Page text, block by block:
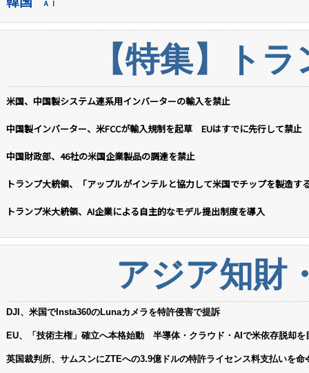
ＡＩ
【特集】ト
米国、中国製システム連系用インバーターの輸入を禁止
中国製インバーター、米FCCが輸入規制を起草 EUはすでに先行して禁止
中国財政部、46社の米国企業製品の調達を禁止
トランプ大統領、「アップルがインテルと協力して米国でチップを製造す
トランプ米大統領、AI企業による自主的なモデル提出制度を導入
アジア知財
DJI、米国でInsta360のLunaカメラを特許侵害で提訴
EU、「技術主権」確立へ本格始動 半導体・クラウド・AIで米依存脱却を
英国裁判所、サムスンにZTEへの3.9億ドルの特許ライセンス料支払いを命